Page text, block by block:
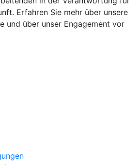
Erfahren Sie mehr über unsere
und über unser Engagement vor